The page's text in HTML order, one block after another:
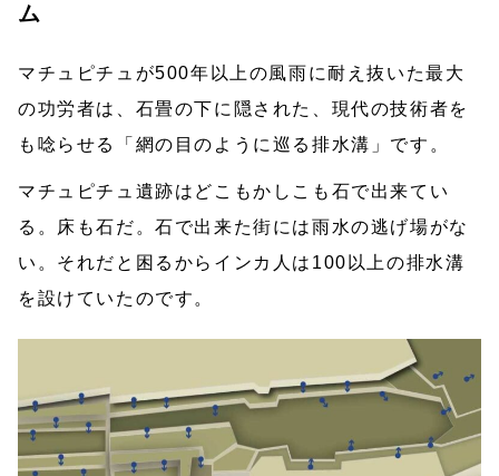
ム
マチュピチュが500年以上の風雨に耐え抜いた最大
の功労者は、石畳の下に隠された、現代の技術者を
も唸らせる「網の目のように巡る排水溝」です。
マチュピチュ遺跡はどこもかしこも石で出来てい
る。床も石だ。石で出来た街には雨水の逃げ場がな
い。それだと困るからインカ人は100以上の排水溝
を設けていたのです。